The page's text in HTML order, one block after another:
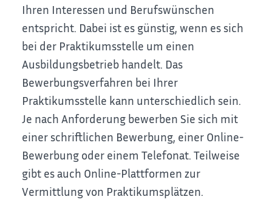
Ihren Interessen und Berufswünschen
entspricht. Dabei ist es günstig, wenn es sich
bei der Praktikumsstelle um einen
Ausbildungsbetrieb handelt. Das
Bewerbungsverfahren bei Ihrer
Praktikumsstelle kann unterschiedlich sein.
Je nach Anforderung bewerben Sie sich mit
einer schriftlichen Bewerbung, einer Online-
Bewerbung oder einem Telefonat. Teilweise
gibt es auch Online-Plattformen zur
Vermittlung von Praktikumsplätzen.